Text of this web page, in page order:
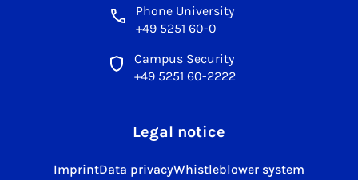
Phone University
+49 5251 60-0
Campus Security
+49 5251 60-2222
Legal notice
ImprintData privacyWhistleblower system